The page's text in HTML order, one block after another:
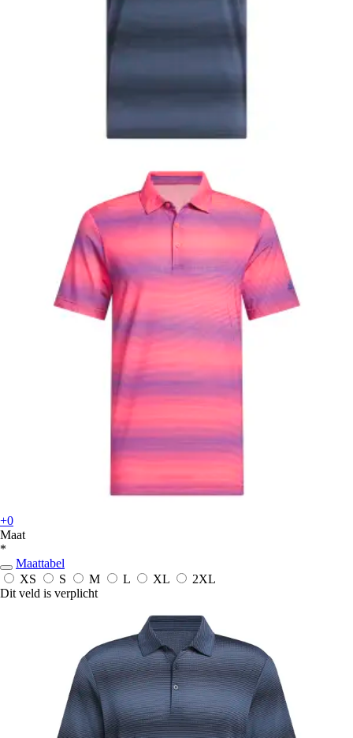
+0
Maat
*
Maattabel
XS
S M L XL
2XL
Dit veld is verplicht